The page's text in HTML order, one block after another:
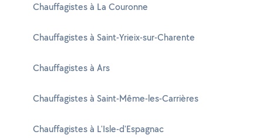
Chauffagistes à La Couronne
Chauffagistes à Saint-Yrieix-sur-Charente
Chauffagistes à Ars
Chauffagistes à Saint-Même-les-Carrières
Chauffagistes à L'Isle-d'Espagnac